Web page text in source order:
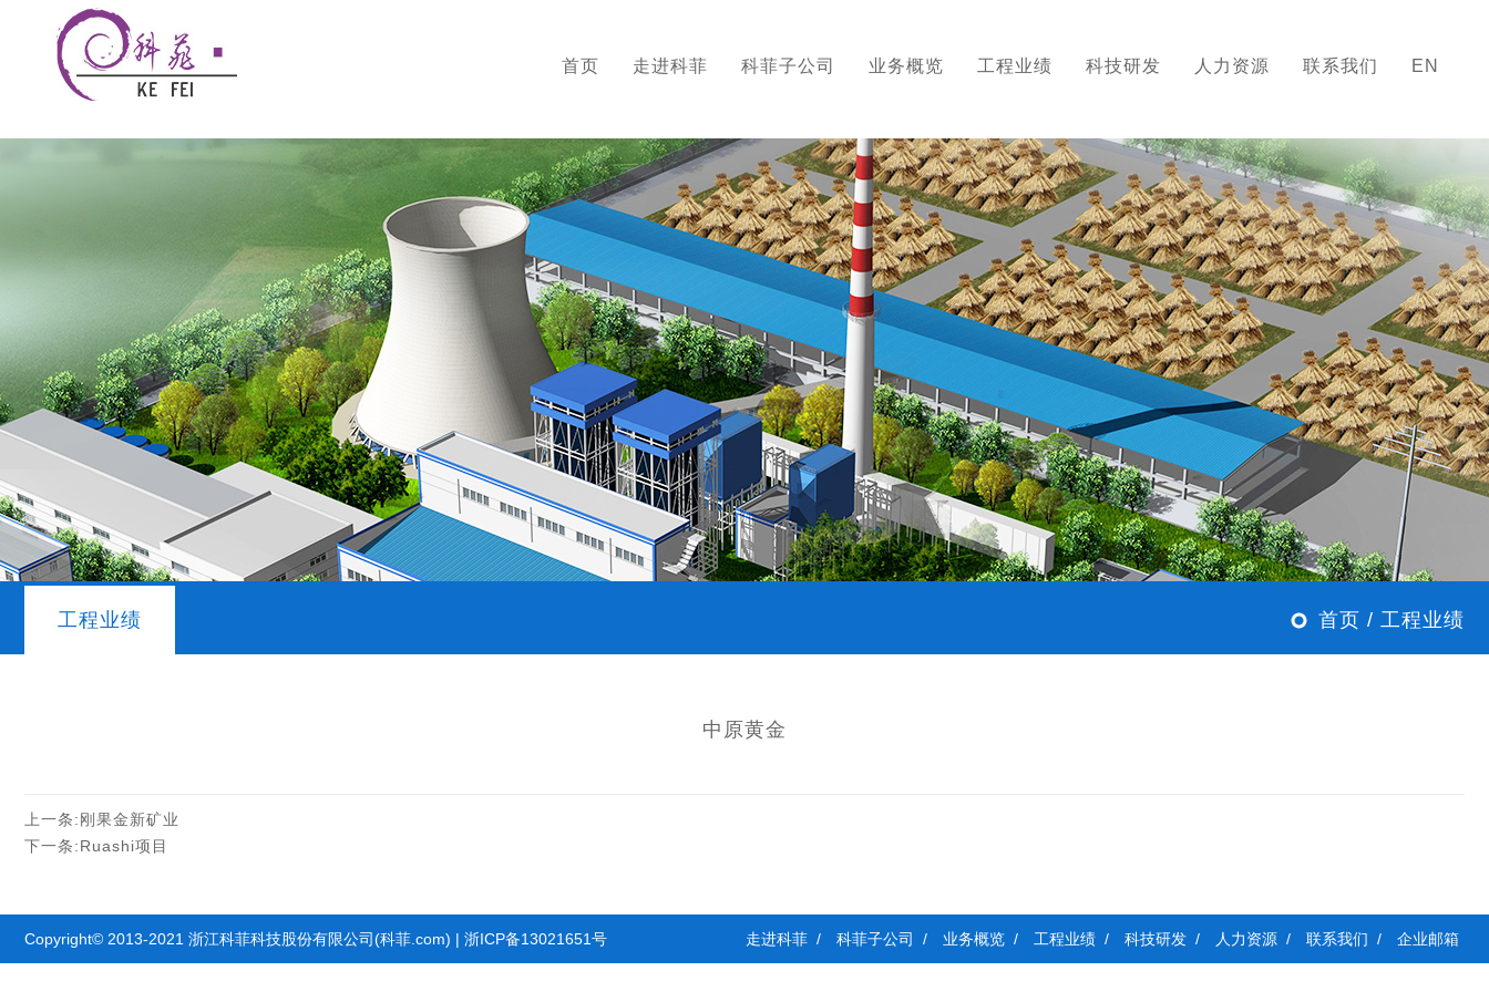
首页 走进科菲 科菲子公司 业务概览 工程业绩 科技研发 人力资源 联系我们 EN
工程业绩 首页 / 工程业绩
中原黄金
上一条:刚果金新矿业
下一条:Ruashi项目
Copyright© 2013-2021 浙江科菲科技股份有限公司(科菲.com) | 浙ICP备13021651号 走进科菲 / 科菲子公司 / 业务概览 / 工程业绩 / 科技研发 / 人力资源 / 联系我们 / 企业邮箱